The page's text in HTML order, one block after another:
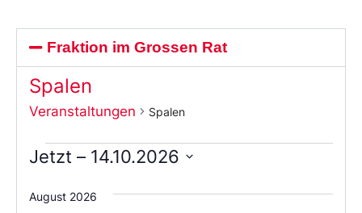
Fraktion im Grossen Rat
Spalen
Veranstaltungen Spalen
Jetzt – 14.10.2026
Sie
das
August 2026